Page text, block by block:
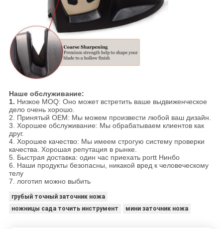
Наше обслуживание:
1. Низкое MOQ: Оно может встретить ваше выдвиженческое
дело очень хорошо.
2. Принятый OEM: Мы можем произвести любой ваш дизайн.
3. Хорошее обслуживание: Мы обрабатываем клиентов как
друг.
4. Хорошее качество: Мы имеем строгую систему проверки
качества. Хорошая репутация в рынке.
5. Быстрая доставка: один час приехать portt Нинбо
6. Наши продукты безопасны, никакой вред к человеческому
телу
7. логотип можно выбить
грубый точный заточник ножа
ножницы сада точить инструмент
мини заточник ножа